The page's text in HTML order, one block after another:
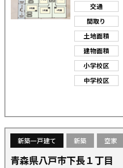
交通
間取り
土地面積
建物面積
小学校区
中学校区
新築一戸建て 新築 空家
青森県八戸市下長１丁目